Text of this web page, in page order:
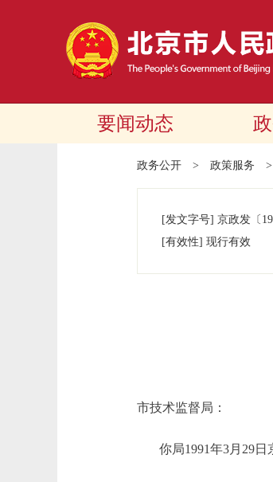
要闻动态
政务公开 > 政策服务
[发文字号] 京政发 〔
[有效性] 现行有效
市技术监督局：
你局1991年3月29日